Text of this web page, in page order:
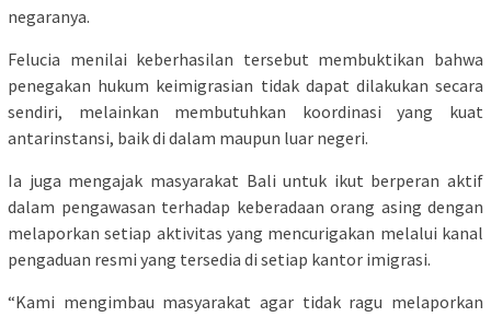
negaranya.
Felucia menilai keberhasilan tersebut membuktikan bahwa
penegakan hukum keimigrasian tidak dapat dilakukan secara
sendiri, melainkan membutuhkan koordinasi yang kuat
antarinstansi, baik di dalam maupun luar negeri.
Ia juga mengajak masyarakat Bali untuk ikut berperan aktif
dalam pengawasan terhadap keberadaan orang asing dengan
melaporkan setiap aktivitas yang mencurigakan melalui kanal
pengaduan resmi yang tersedia di setiap kantor imigrasi.
“Kami mengimbau masyarakat agar tidak ragu melaporkan